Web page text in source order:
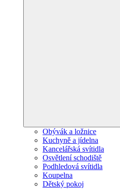
Obývák a ložnice
Kuchyně a jídelna
Kancelářská svítidla
Osvětlení schodiště
Podhledová svítidla
Koupelna
Dětský pokoj